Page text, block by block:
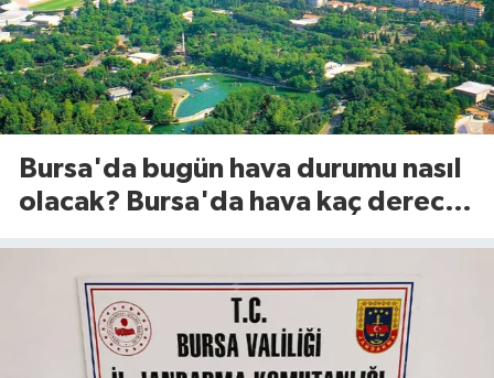
Bursa'da bugün hava durumu nasıl
olacak? Bursa'da hava kaç derece?